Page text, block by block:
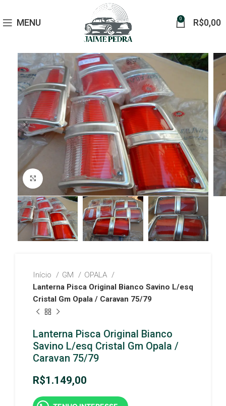
MENU 0 R$0,00
Click to enlarge
Início GM
OPALA
Lanterna Pisca Original Bianco Savino L/esq
Cristal Gm Opala / Caravan 75/79
Lanterna Pisca Original Bianco
Savino L/esq Cristal Gm Opala /
Caravan 75/79
R$1.149,00